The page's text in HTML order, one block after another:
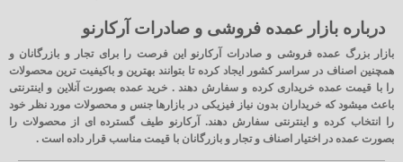
درباره بازار عمده فروشی و صادرات آرکارنو
بازار بزرگ عمده فروشی و صادرات آرکارنو این فرصت را برای تجار و بازرگانان و
همچنین اصناف در سراسر کشور ایجاد کرده تا بتوانند بهترین و باکیفیت ترین محصولات
را با قیمت عمده خریداری کرده و سفارش دهند . خرید عمده بصورت آنلاین و اینترنتی
باعث میشود که خریداران بدون نیاز فیزیکی در بازارها جنس و محصولات مورد نظر خود
را انتخاب کرده و اینترنتی سفارش دهند. آرکارنو طیف گسترده ای از محصولات را
بصورت عمده در اختیار اصناف و تجار و بازرگانان با قیمت مناسب قرار داده است .